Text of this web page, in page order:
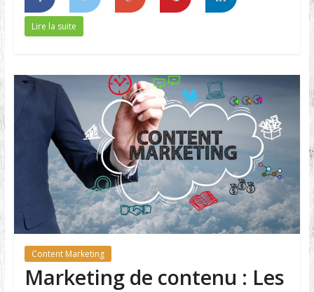
Lire la suite
Content Marketing
Marketing de contenu : Les